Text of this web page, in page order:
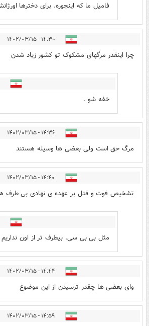
فامیل ما که اینجوره. برای دخترها
۱۴:۳۰ - ۱۴۰۲/۰۳/۱۵
چرا اینقدر مرگهای مشکوک تو کشور زیاد شدن
خفه شو .
۱۴:۳۶ - ۱۴۰۲/۰۳/۱۵
مرگ حق است ولی بعضی ها وسیله هستند
۱۴:۴۰ - ۱۴۰۲/۰۳/۱۵
تشخیص فوت و قتل بر عهده ی نهادی بی
مثل بی بی سی. بیطرف تر از اون نداریم
۱۴:۴۴ - ۱۴۰۲/۰۳/۱۵
وای بعضی ها چقدر ترسیدن از این موضوع
۱۴:۵۹ - ۱۴۰۲/۰۳/۱۵